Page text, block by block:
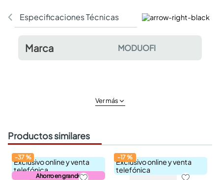
Especificaciones Técnicas Comentarios y
Marca MODUOFI
Ver más
Productos similares
Exclusivo online y venta
telefónica
Ahorro en grande
-37%
Exclusivo online y venta
telefónica
-17%